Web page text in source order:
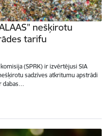
nešķirotu
tarifu
(SPRK) ir izvērtējusi SIA
sadzīves atkritumu apstrādi
dabas…